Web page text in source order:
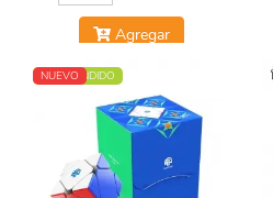
Agregar
MÁS VENDIDO
NUEVO